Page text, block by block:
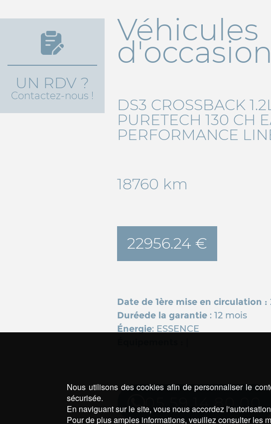
Véhicules
DS3 CROSSBACK
PURETECH 130 CH
PERFORMANCE
18760 km
22956.24 €
Date de 1ère mise en circulation :
Duréede la garantie : 12 mois
Énergie: ESSENCE
05 59 14 80 00
UN RDV ?
Contactez-nous !
Nous utilisons des cookies afin de personnaliser le
sécurisée.
En naviguant sur le site, vous nous accordez
Pour de plus amples informations, veuillez consulter les